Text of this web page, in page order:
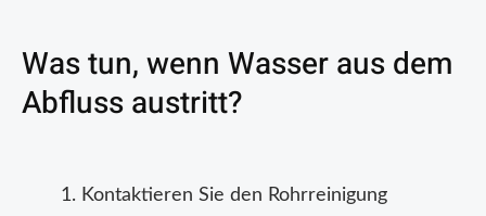
Was tun, wenn Wasser aus dem
Abfluss austritt?
Kontaktieren Sie den Rohrreinigung